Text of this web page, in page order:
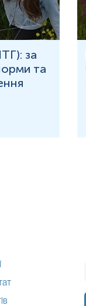
за
та